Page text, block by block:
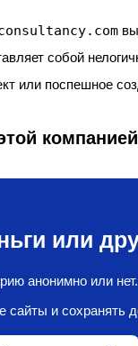
собой
или поспешное
компанией
или
анонимно или
и сохранять